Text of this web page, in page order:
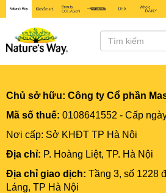
Chủ sở hữu: Công ty Cổ phần
Mã số thuế: 0108641552 - Cấp
Nơi cấp: Sở KHĐT TP Hà Nội
Địa chỉ: P. Hoàng Liệt, TP. Hà Nội
Địa chỉ giao dịch: Tầng 3, số 1228
Láng, TP Hà Nội